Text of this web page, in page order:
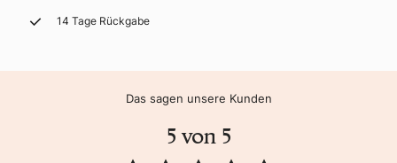
14 Tage Rückgabe
Das sagen unsere Kunden
5 von 5